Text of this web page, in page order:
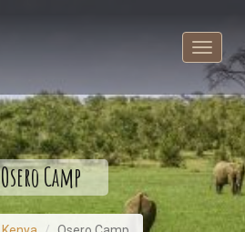
Toggle
Osero Camp